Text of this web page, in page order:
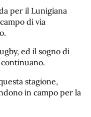
per il Lunigiana
di via
ed il sogno di
stagione,
in campo per la